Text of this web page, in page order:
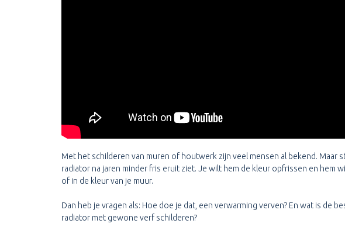
Met het schilderen van muren of houtwerk zijn veel mensen al bekend. Maar
radiator na jaren minder fris eruit ziet. Je wilt hem de kleur opfrissen en hem
of in de kleur van je muur.
Dan heb je vragen als: Hoe doe je dat, een verwarming verven? En wat is de
radiator met gewone verf schilderen?